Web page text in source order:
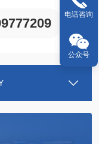
电话咨询
公众号